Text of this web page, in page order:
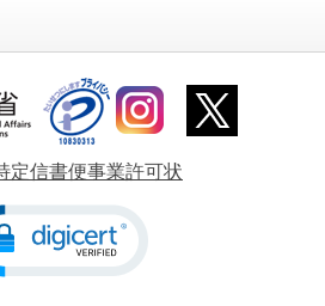
定信書便事業許可状